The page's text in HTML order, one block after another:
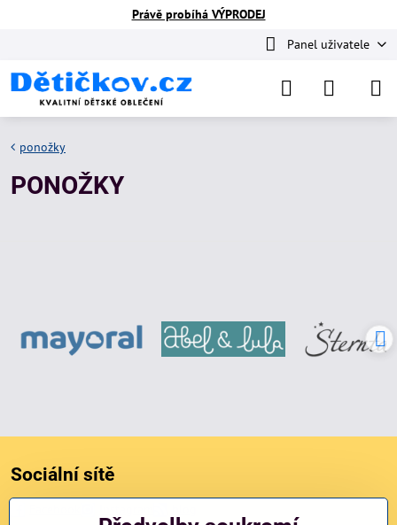
Právě probíhá VÝPRODEJ
Panel uživatele
ponožky
PONOŽKY
Sociální sítě